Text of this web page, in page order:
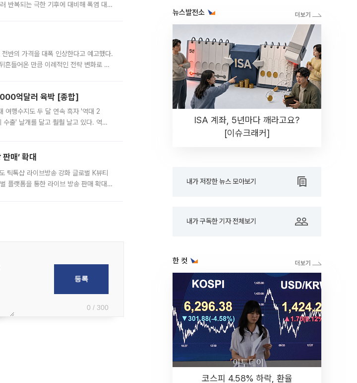
반복되는 극한 기후에 대비해 폭염 대응
반의 가격을 대폭 인상한다고 예고했다.
흔들어온 만큼 이례적인 전략 변화로 평
억달러 육박 [종합]
행수지도 두 달 연속 흑자 '역대 2
출' 날개를 달고 훨훨 날고 있다. 역대
매’ 확대
틱톡샵 라이브방송 강화 글로벌 K뷰티
플랫폼을 통한 라이브 방송 판매 확대에
0 / 300
뉴스발전소
ISA 계좌, 5년마다 깨라고요?
[이슈크래커]
내가 저장한 뉴스 모아보기
내가 구독한 기자 전체보기
한 컷
코스피 4.58% 하락, 환율